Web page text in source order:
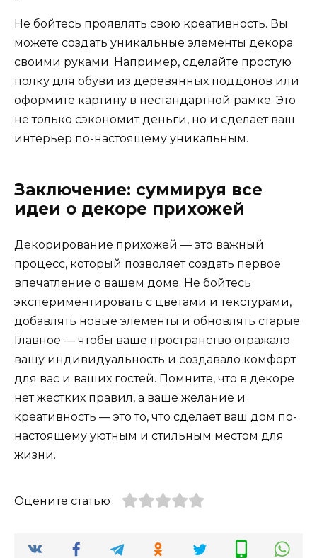
Не бойтесь проявлять свою креативность. Вы
можете создать уникальные элементы декора
своими руками. Например, сделайте простую
полку для обуви из деревянных поддонов или
оформите картину в нестандартной рамке. Это
не только сэкономит деньги, но и сделает ваш
интерьер по-настоящему уникальным.
Заключение: суммируя все
идеи о декоре прихожей
Декорирование прихожей — это важный
процесс, который позволяет создать первое
впечатление о вашем доме. Не бойтесь
экспериментировать с цветами и текстурами,
добавлять новые элементы и обновлять старые.
Главное — чтобы ваше пространство отражало
вашу индивидуальность и создавало комфорт
для вас и ваших гостей. Помните, что в декоре
нет жестких правил, а ваше желание и
креативность — это то, что сделает ваш дом по-
настоящему уютным и стильным местом для
жизни.
Оцените статью